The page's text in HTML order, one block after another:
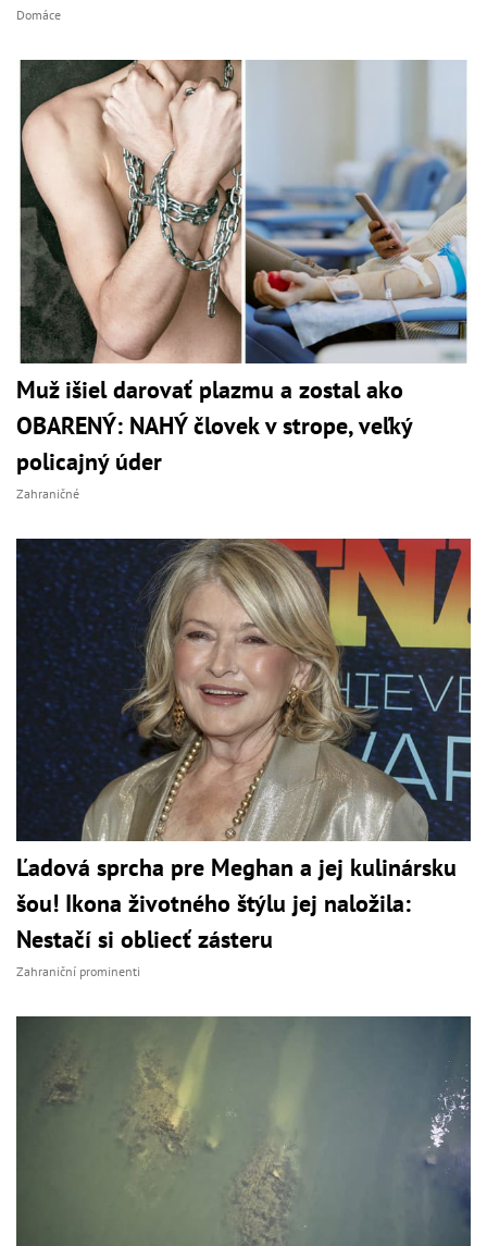
Domáce
Muž išiel darovať plazmu a zostal ako
OBARENÝ: NAHÝ človek v strope, veľký
policajný úder
Zahraničné
Ľadová sprcha pre Meghan a jej kulinársku
šou! Ikona životného štýlu jej naložila:
Nestačí si obliecť zásteru
Zahraniční prominenti